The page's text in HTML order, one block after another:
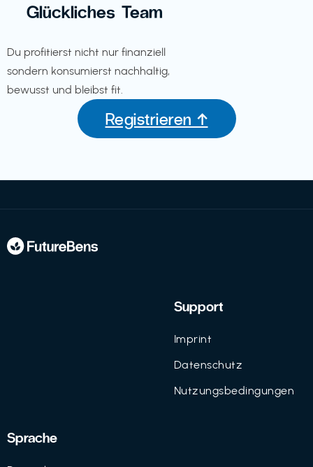
Glückliches Team
Du profitierst nicht nur finanziell
sondern konsumierst nachhaltig,
bewusst und bleibst fit.
Registrieren ↑
Support
Imprint
Datenschutz
Nutzungsbedingungen
Sprache